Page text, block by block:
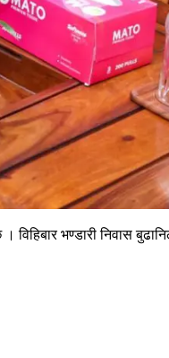
छ । विहिबार भण्डारी निवास